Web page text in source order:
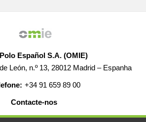
Español S.A. (OMIE)
León, n.º 13, 28012 Madrid – Espanha
+34 91 659 89 00
Contacte-nos